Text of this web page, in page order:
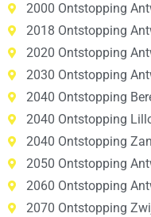
2000 Ontstopping
2018 Ontstopping
2020 Ontstopping
2030 Ontstopping
2040 Ontstopping
2040 Ontstopping
2040 Ontstopping
2050 Ontstopping
2060 Ontstopping
2070 Ontstopping